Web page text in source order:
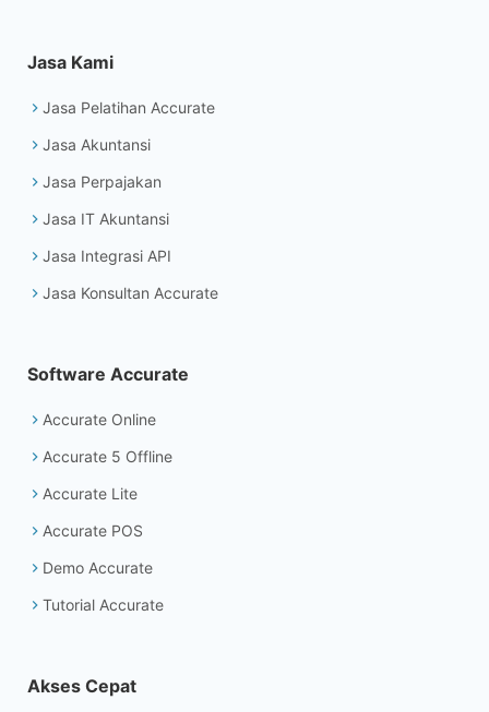
Jasa Kami
Jasa Pelatihan Accurate
Jasa Akuntansi
Jasa Perpajakan
Jasa IT Akuntansi
Jasa Integrasi API
Jasa Konsultan Accurate
Software Accurate
Accurate Online
Accurate 5 Offline
Accurate Lite
Accurate POS
Demo Accurate
Tutorial Accurate
Akses Cepat